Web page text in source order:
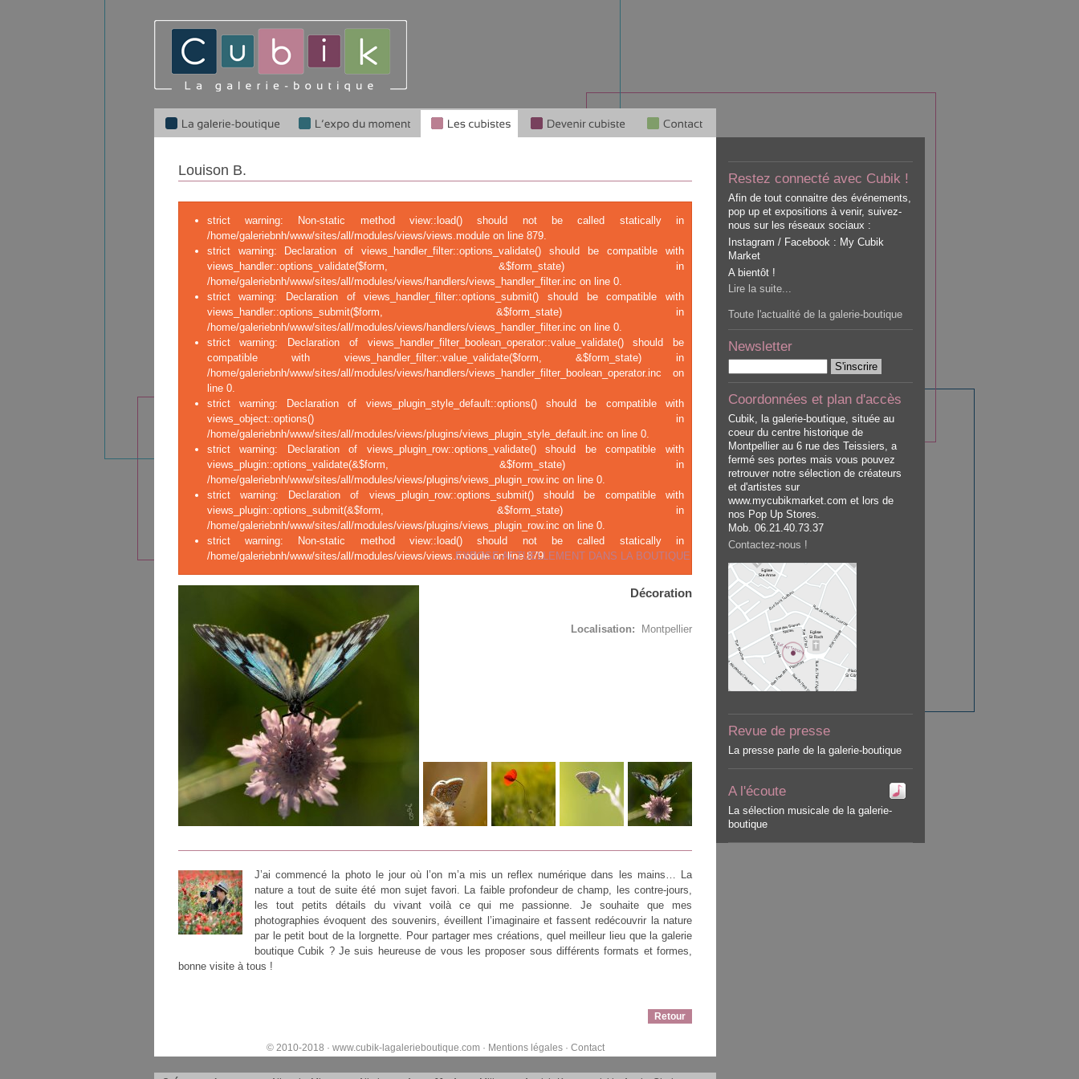
Louison B.
strict warning: Non-static method view::load() should not be called statically in
/home/galeriebnh/www/sites/all/modules/views/views.module on line 879.
strict warning: Declaration of views_handler_filter::options_validate() should be compatible with
views_handler::options_validate($form, &$form_state) in
/home/galeriebnh/www/sites/all/modules/views/handlers/views_handler_filter.inc on line 0.
strict warning: Declaration of views_handler_filter::options_submit() should be compatible with
views_handler::options_submit($form, &$form_state) in
/home/galeriebnh/www/sites/all/modules/views/handlers/views_handler_filter.inc on line 0.
strict warning: Declaration of views_handler_filter_boolean_operator::value_validate() should be
compatible with views_handler_filter::value_validate($form, &$form_state) in
/home/galeriebnh/www/sites/all/modules/views/handlers/views_handler_filter_boolean_operator.inc on
line 0.
strict warning: Declaration of views_plugin_style_default::options() should be compatible with
views_object::options() in
/home/galeriebnh/www/sites/all/modules/views/plugins/views_plugin_style_default.inc on line 0.
strict warning: Declaration of views_plugin_row::options_validate() should be compatible with
views_plugin::options_validate(&$form, &$form_state) in
/home/galeriebnh/www/sites/all/modules/views/plugins/views_plugin_row.inc on line 0.
strict warning: Declaration of views_plugin_row::options_submit() should be compatible with
views_plugin::options_submit(&$form, &$form_state) in
/home/galeriebnh/www/sites/all/modules/views/plugins/views_plugin_row.inc on line 0.
strict warning: Non-static method view::load() should not be called statically in
/home/galeriebnh/www/sites/all/modules/views/views.module on line 879.EXPOSE ACTUELLEMENT DANS LA BOUTIQUE
Décoration
Localisation: Montpellier
J’ai commencé la photo le jour où l’on m’a mis un reflex numérique dans les mains… La
nature a tout de suite été mon sujet favori. La faible profondeur de champ, les contre-jours,
les tout petits détails du vivant voilà ce qui me passionne. Je souhaite que mes
photographies évoquent des souvenirs, éveillent l’imaginaire et fassent redécouvrir la nature
par le petit bout de la lorgnette. Pour partager mes créations, quel meilleur lieu que la galerie
boutique Cubik ? Je suis heureuse de vous les proposer sous différents formats et formes,
bonne visite à tous !
Retour
© 2010-2018 · www.cubik-lagalerieboutique.com· Mentions légales· Contact
Restez connecté avec Cubik !
Afin de tout connaitre des événements,
pop up et expositions à venir, suivez-
nous sur les réseaux sociaux :
Instagram / Facebook : My Cubik
Market
A bientôt !
Lire la suite...
Toute l'actualité de la galerie-boutique
Newsletter
Coordonnées et plan d'accès
Cubik, la galerie-boutique, située au
coeur du centre historique de
Montpellier au 6 rue des Teissiers, a
fermé ses portes mais vous pouvez
retrouver notre sélection de créateurs
et d'artistes sur
www.mycubikmarket.com et lors de
nos Pop Up Stores.
Mob. 06.21.40.73.37
Contactez-nous !
Revue de presse
La presse parle de la galerie-boutique
A l'écoute
La sélection musicale de la galerie-
boutique